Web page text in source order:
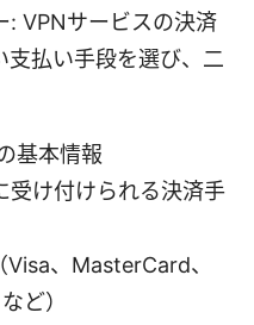
: VPNサービスの決済
支払い手段を選び、二
基本情報
受け付けられる決済手
、MasterCard、
ど）